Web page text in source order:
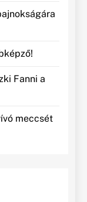
Fanni a
meccsét